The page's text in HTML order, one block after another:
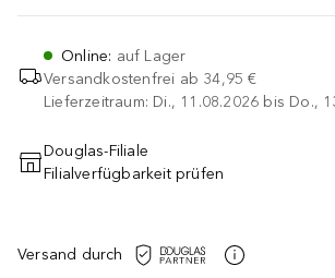
Online: auf Lager
Versandkostenfrei ab 34,95 €
Lieferzeitraum: Di., 11.08.2026 bis Do.,
IN DEN WARENKORB
Douglas-Filiale
Filialverfügbarkeit prüfen
Versand durch